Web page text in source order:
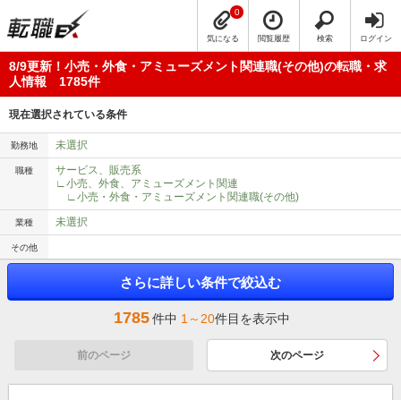
気になる
0
閲覧履歴 検索 ログイン
8/9更新！小売・外食・アミューズメント関連職(その他)の転職・求
人情報 1785件
現在選択されている条件
勤務地 未選択
職種
サービス、販売系
∟小売、外食、アミューズメント関連
∟小売・外食・アミューズメント関連職(その他)
業種 未選択
その他
さらに詳しい条件で絞込む
1785件中 1～20件目を表示中
前のページ 次のページ